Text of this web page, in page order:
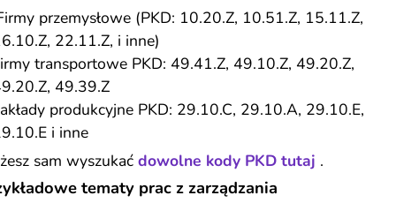
przemysłowe (PKD: 10.20.Z, 10.51.Z, 15.11.Z,
22.11.Z, i inne)
transportowe PKD: 49.41.Z, 49.10.Z, 49.20.Z,
49.39.Z
produkcyjne PKD: 29.10.C, 29.10.A, 29.10.E,
i inne
sam wyszukać dowolne kody PKD tutaj .
tematy prac z zarządzania